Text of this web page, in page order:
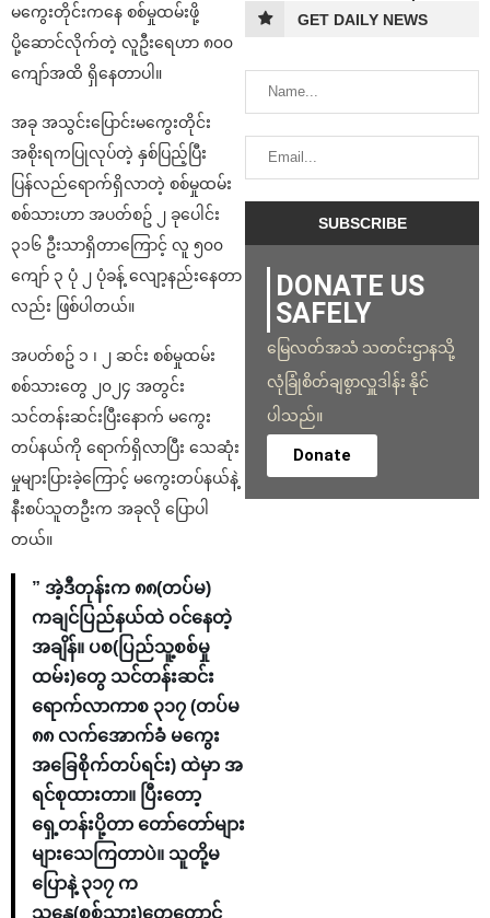
မကွေးတိုင်းကနေ စစ်မှုထမ်းဖို့
ပို့ဆောင်လိုက်တဲ့ လူဦးရေဟာ ၈၀၀
ကျော်အထိ ရှိနေတာပါ။
အခု အသွင်းပြောင်းမကွေးတိုင်း
အစိုးရကပြုလုပ်တဲ့ နှစ်ပြည့်ပြီး
ပြန်လည်ရောက်ရှိလာတဲ့ စစ်မှုထမ်း
စစ်သားဟာ အပတ်စဥ် ၂ ခုပေါင်း
၃၁၆ ဦးသာရှိတာကြောင့် လူ ၅၀၀
ကျော် ၃ ပုံ ၂ ပုံခန့် လျော့နည်းနေတာ
လည်း ဖြစ်ပါတယ်။
အပတ်စဥ် ၁ ၊ ၂ ဆင်း စစ်မှုထမ်း
စစ်သားတွေ ၂၀၂၄ အတွင်း
သင်တန်းဆင်းပြီးနောက် မကွေး
တပ်နယ်ကို ရောက်ရှိလာပြီး သေဆုံး
မှုများပြားခဲ့ကြောင့် မကွေးတပ်နယ်နဲ့
နီးစပ်သူတဦးက အခုလို ပြောပါ
တယ်။
” အဲ့ဒီတုန်းက ၈၈(တပ်မ)
ကချင်ပြည်နယ်ထဲ ဝင်နေတဲ့
အချိန်။ ပစ(ပြည်သူ့စစ်မှု
ထမ်း)တွေ သင်တန်းဆင်း
ရောက်လာကာစ ၃၁၇ (တပ်မ
၈၈ လက်အောက်ခံ မကွေး
အခြေစိုက်တပ်ရင်း) ထဲမှာ အ
ရင်စုထားတာ။ ပြီးတော့
ရှေ့တန်းပို့တာ တော်တော်များ
များသေကြတာပဲ။ သူတို့မ
ပြောနဲ့ ၃၁၇ က
သန္ဓေ(စစ်သား)တွေတောင်
GET DAILY NEWS
DONATE US
SAFELY
မြေလတ်အသံ သတင်းဌာနသို့
လုံခြုံစိတ်ချစွာလှူဒါန်း နိုင်
ပါသည်။
Donate